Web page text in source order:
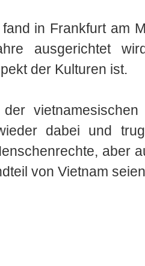
in Frankfurt am
ausgerichtet
der Kulturen ist.
dabei und
aber
von Vietnam